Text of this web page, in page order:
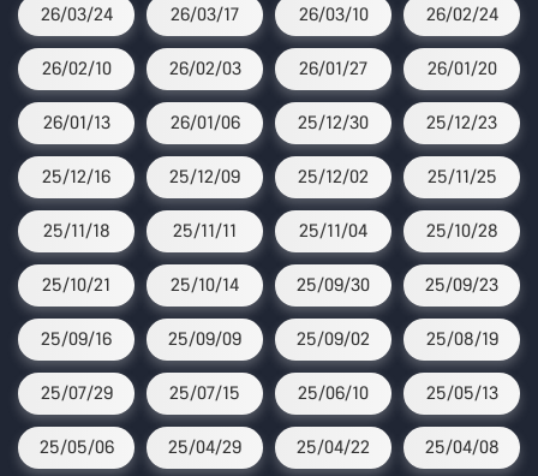
26/03/24 26/03/17 26/03/10 26/02/24
26/02/10 26/02/03 26/01/27 26/01/20
26/01/13 26/01/06 25/12/30 25/12/23
25/12/16 25/12/09 25/12/02 25/11/25
25/11/18 25/11/11 25/11/04 25/10/28
25/10/21 25/10/14 25/09/30 25/09/23
25/09/16 25/09/09 25/09/02 25/08/19
25/07/29 25/07/15 25/06/10 25/05/13
25/05/06 25/04/29 25/04/22 25/04/08